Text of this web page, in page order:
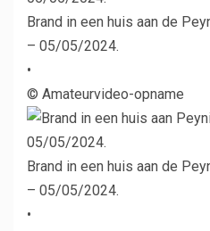
Brand in een huis aan de
– 05/05/2024.
•
© Amateurvideo-opname
Brand in een huis aan de
– 05/05/2024.
•